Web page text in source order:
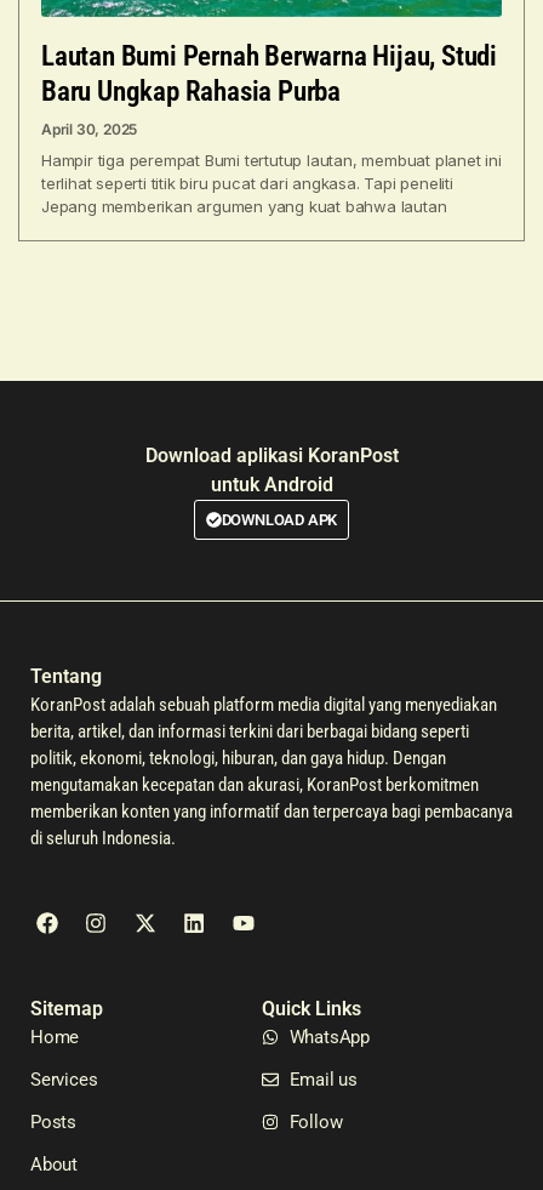
Lautan Bumi Pernah Berwarna Hijau, Studi
Baru Ungkap Rahasia Purba
April 30, 2025
Hampir tiga perempat Bumi tertutup lautan, membuat planet ini
terlihat seperti titik biru pucat dari angkasa. Tapi peneliti
Jepang memberikan argumen yang kuat bahwa lautan
Download aplikasi KoranPost
untuk Android
DOWNLOAD APK
Tentang
KoranPost adalah sebuah platform media digital yang menyediakan
berita, artikel, dan informasi terkini dari berbagai bidang seperti
politik, ekonomi, teknologi, hiburan, dan gaya hidup. Dengan
mengutamakan kecepatan dan akurasi, KoranPost berkomitmen
memberikan konten yang informatif dan terpercaya bagi pembacanya
di seluruh Indonesia.
Sitemap
Home
Services
Posts
About
Quick Links
WhatsApp
Email us
Follow